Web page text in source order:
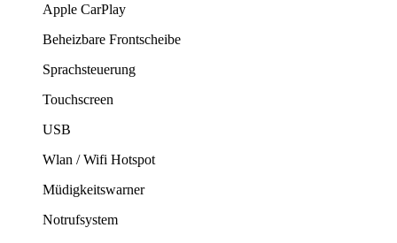
Apple CarPlay
Beheizbare Frontscheibe
Sprachsteuerung
Touchscreen
USB
Wlan / Wifi Hotspot
Müdigkeitswarner
Notrufsystem